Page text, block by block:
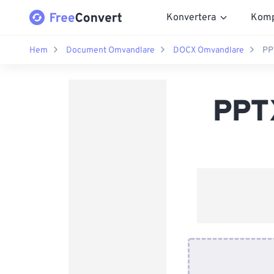
Konvertera
Hem Document Omvandlare DOCX Omvandlare